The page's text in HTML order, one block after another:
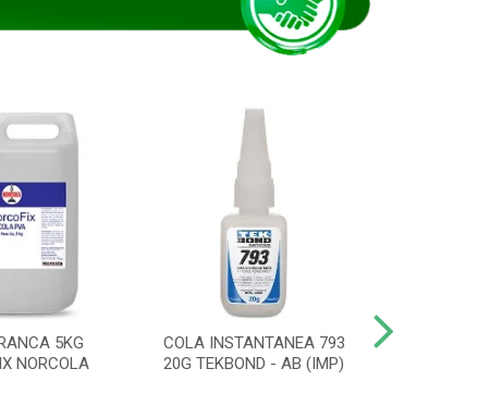
5KG
NORCOLA
COLA INSTANTANEA 793
20G TEKBOND - AB (IMP)